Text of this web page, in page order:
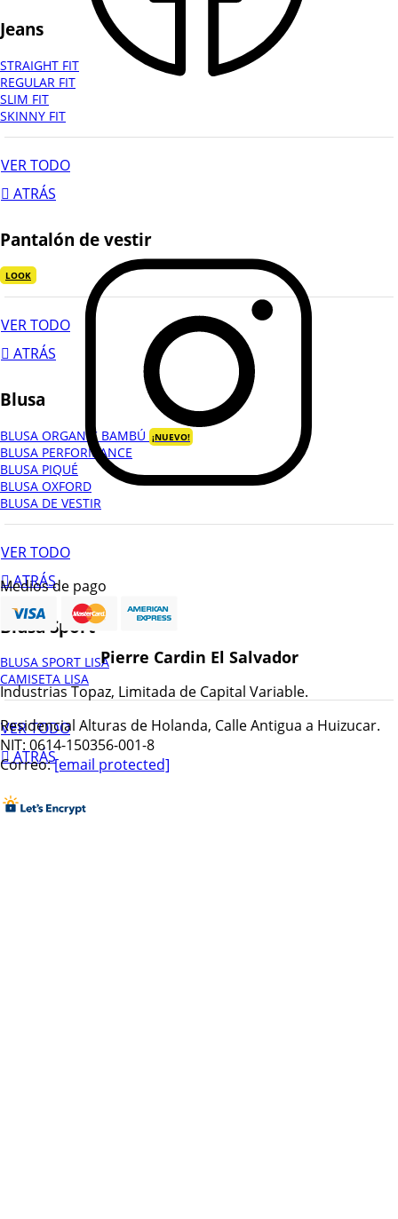
Jeans
STRAIGHT FIT
REGULAR FIT
SLIM FIT
SKINNY FIT
VER TODO
ATRÁS
Pantalón de vestir
LOOK
VER TODO
ATRÁS
Blusa
BLUSA ORGANIC BAMBÚ ¡NUEVO!
BLUSA PERFORMANCE
BLUSA PIQUÉ
BLUSA OXFORD
BLUSA DE VESTIR
VER TODO
ATRÁS
Blusa Sport
BLUSA SPORT LISA
CAMISETA LISA
VER TODO
ATRÁS
Medios de pago
Pierre Cardin El Salvador
Industrias Topaz, Limitada de Capital Variable.
Residencial Alturas de Holanda, Calle Antigua a Huizucar.
NIT: 0614-150356-001-8
Correo:[email protected]